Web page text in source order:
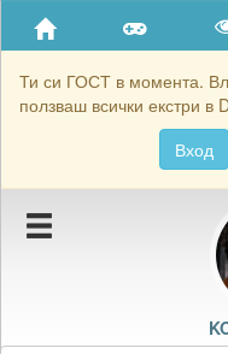
Ти си ГОСТ в момента.
ползваш всички екстри в
Вход
Приятели
Хронология на игри
Подаръците на
Картичките на
Блокирай